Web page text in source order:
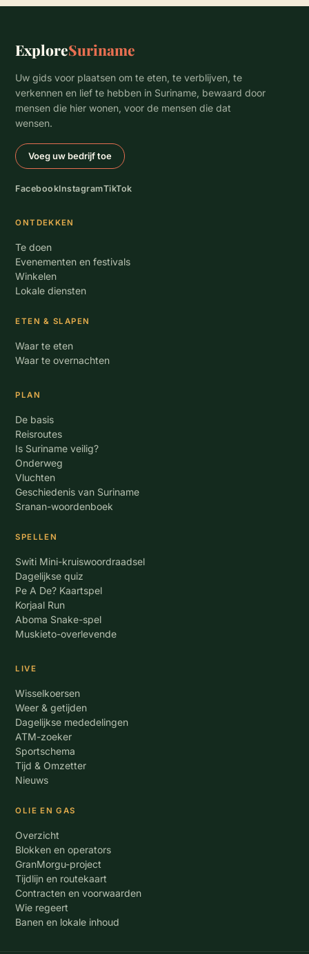
ExploreSuriname
Uw gids voor plaatsen om te eten, te verblijven, te
verkennen en lief te hebben in Suriname, bewaard door
mensen die hier wonen, voor de mensen die dat
wensen.
Voeg uw bedrijf toe
FacebookInstagramTikTok
ONTDEKKEN
Te doen
Evenementen en festivals
Winkelen
Lokale diensten
ETEN & SLAPEN
Waar te eten
Waar te overnachten
PLAN
De basis
Reisroutes
Is Suriname veilig?
Onderweg
Vluchten
Geschiedenis van Suriname
Sranan-woordenboek
SPELLEN
Switi Mini-kruiswoordraadsel
Dagelijkse quiz
Pe A De? Kaartspel
Korjaal Run
Aboma Snake-spel
Muskieto-overlevende
LIVE
Wisselkoersen
Weer & getijden
Dagelijkse mededelingen
ATM-zoeker
Sportschema
Tijd & Omzetter
Nieuws
OLIE EN GAS
Overzicht
Blokken en operators
GranMorgu-project
Tijdlijn en routekaart
Contracten en voorwaarden
Wie regeert
Banen en lokale inhoud